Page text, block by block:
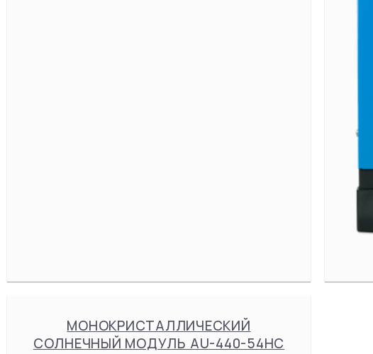
МОНОКРИСТАЛЛИЧЕСКИЙ
СОЛНЕЧНЫЙ МОДУЛЬ AU-440-54HC